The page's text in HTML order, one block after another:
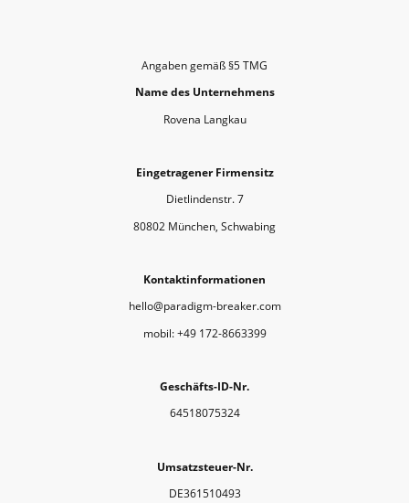
Angaben gemäß §5 TMG
Name des Unternehmens
Rovena Langkau
Eingetragener Firmensitz
Dietlindenstr. 7
80802 München, Schwabing
Kontaktinformationen
hello@paradigm-breaker.com
mobil: +49 172-8663399
Geschäfts-ID-Nr.
64518075324
Umsatzsteuer-Nr.
DE361510493